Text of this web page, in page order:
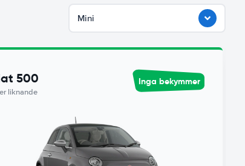
Mini
500
liknande
Inga bekymmer